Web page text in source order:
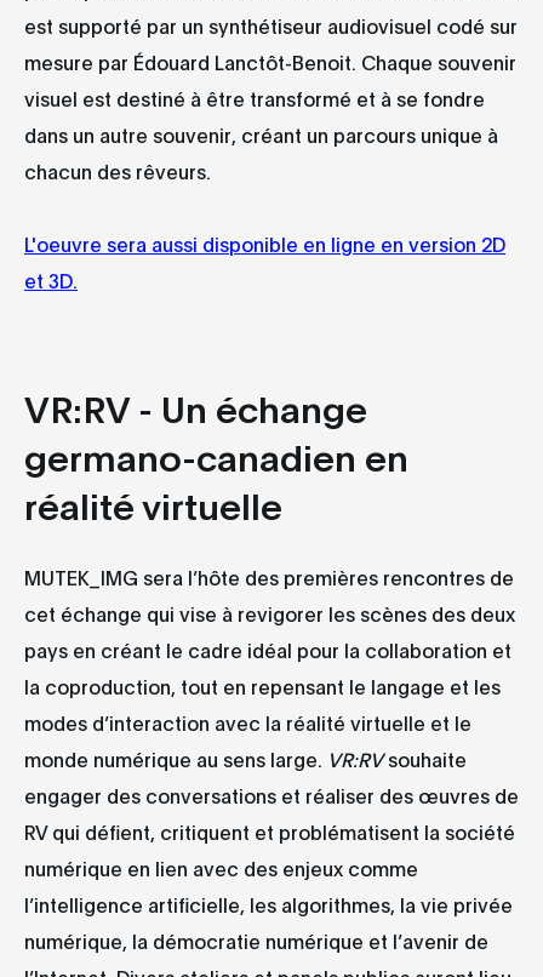
est supporté par un synthétiseur audiovisuel codé sur
mesure par Édouard Lanctôt-Benoit. Chaque souvenir
visuel est destiné à être transformé et à se fondre
dans un autre souvenir, créant un parcours unique à
chacun des rêveurs.
L'oeuvre sera aussi disponible en ligne en version 2D
et 3D.
VR:RV - Un échange
germano-canadien en
réalité virtuelle
MUTEK_IMG sera l’hôte des premières rencontres de
cet échange qui vise à revigorer les scènes des deux
pays en créant le cadre idéal pour la collaboration et
la coproduction, tout en repensant le langage et les
modes d’interaction avec la réalité virtuelle et le
monde numérique au sens large. VR:RVsouhaite
engager des conversations et réaliser des œuvres de
RV qui défient, critiquent et problématisent la société
numérique en lien avec des enjeux comme
l’intelligence artificielle, les algorithmes, la vie privée
numérique, la démocratie numérique et l’avenir de